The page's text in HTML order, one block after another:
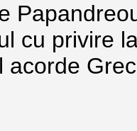
cu privire
acorde